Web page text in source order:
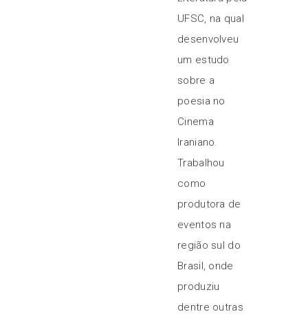
UFSC, na qual
desenvolveu
um estudo
sobre a
poesia no
Cinema
Iraniano.
Trabalhou
como
produtora de
eventos na
região sul do
Brasil, onde
produziu
dentre outras